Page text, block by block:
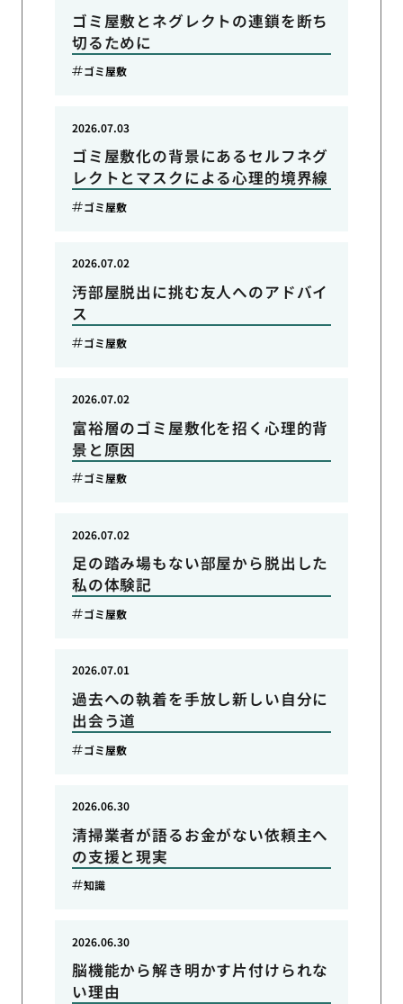
ゴミ屋敷とネグレクトの連鎖を断ち
切るために
ゴミ屋敷
ゴミ屋敷化の背景にあるセルフネグ
レクトとマスクによる心理的境界線
2026.07.03
ゴミ屋敷
汚部屋脱出に挑む友人へのアドバイ
ス
2026.07.02
ゴミ屋敷
富裕層のゴミ屋敷化を招く心理的背
景と原因
2026.07.02
ゴミ屋敷
足の踏み場もない部屋から脱出した
私の体験記
2026.07.02
ゴミ屋敷
過去への執着を手放し新しい自分に
出会う道
2026.07.01
ゴミ屋敷
清掃業者が語るお金がない依頼主へ
の支援と現実
2026.06.30
知識
脳機能から解き明かす片付けられな
い理由
2026.06.30